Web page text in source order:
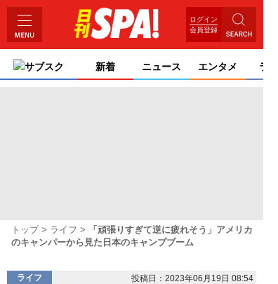
ログイン
会員登録
サブスク 新着 ニュース エンタメ ライ
トップ ライフ
「頑張りすぎて逆に疲れそう」アメリカ
のキャンパーから見た日本のキャンプブーム
ライフ 投稿日：2023年06月19日 08:54